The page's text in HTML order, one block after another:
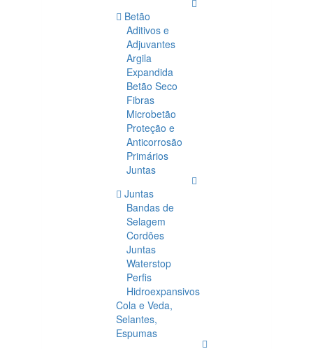
Betão
Aditivos e
Adjuvantes
Argila
Expandida
Betão Seco
Fibras
Microbetão
Proteção e
Anticorrosão
Primários
Juntas
Juntas
Bandas de
Selagem
Cordões
Juntas
Waterstop
Perfis
Hidroexpansivos
Cola e Veda,
Selantes,
Espumas